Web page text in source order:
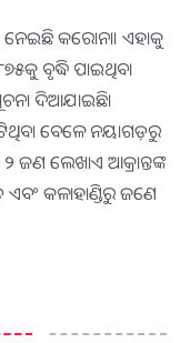
କରୋନା। ଏହାକୁ
ବୃଦ୍ଧି ପାଇଥିବା
ଦିଆଯାଇଛି।
ବେଳେ ନୟାଗଡ଼ରୁ
ଲେଖାଏ ଆକ୍ରାନ୍ତଙ୍କ
କଳାହାଣ୍ଡିରୁ ଜଣେ